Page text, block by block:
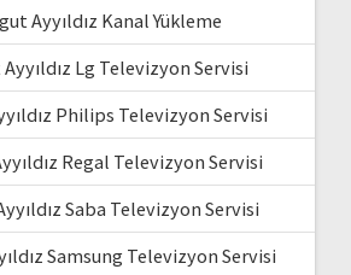
Ayyıldız Kanal Yükleme
Lg Televizyon Servisi
Philips Televizyon Servisi
Regal Televizyon Servisi
Saba Televizyon Servisi
Samsung Televizyon Servisi